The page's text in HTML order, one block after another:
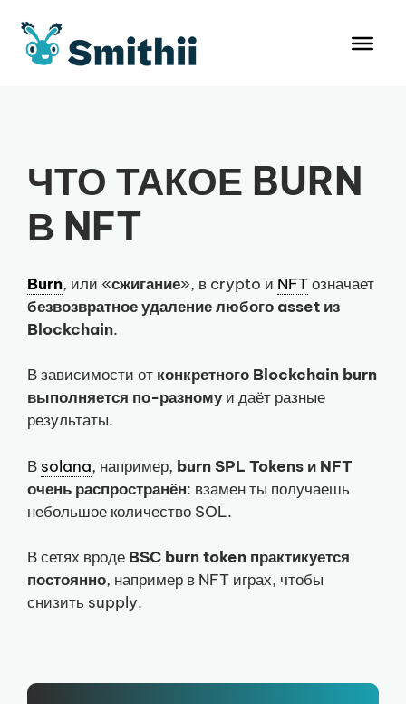
содержимому
ЧТО ТАКОЕ BURN
В NFT
Burn, или «сжигание», в crypto и NFTозначает
безвозвратное удаление любого asset из
Blockchain.
В зависимости от конкретного Blockchain burn
выполняется по-разномуи даёт разные
результаты.
В solana, например, burn SPL Tokens и NFT
очень распространён: взамен ты получаешь
небольшое количество SOL.
В сетях вроде BSC burn token практикуется
постоянно, например в NFT играх, чтобы
снизить supply.